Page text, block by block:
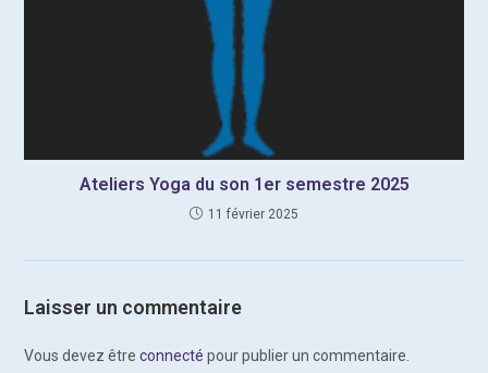
Ateliers Yoga du son 1er semestre 2025
11 février 2025
Laisser un commentaire
Vous devez êtreconnecté pour publier un commentaire.